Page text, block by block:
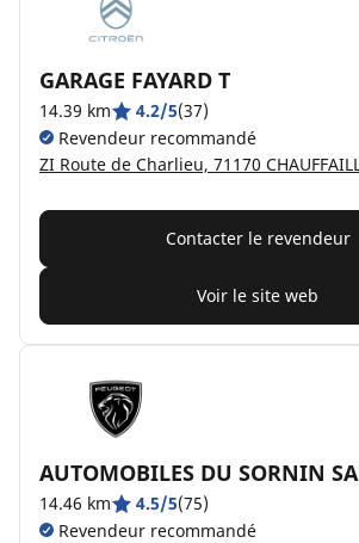
GARAGE FAYARD T
14.39 km 4.2/5(37)
Revendeur recommandé
ZI Route de Charlieu, 71170
Contacter le revendeur
Voir le site web
AUTOMOBILES DU SORNIN
14.46 km 4.5/5(75)
Revendeur recommandé